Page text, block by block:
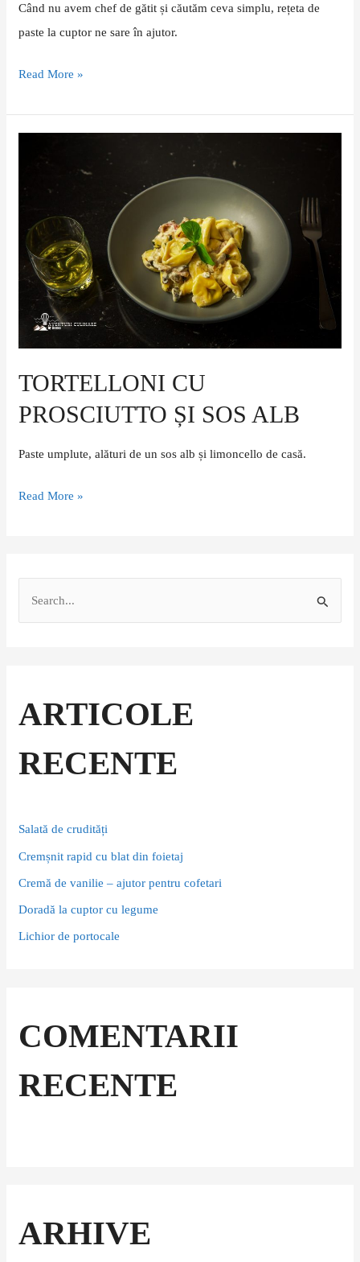
Când nu avem chef de gătit și căutăm ceva simplu, rețeta de
paste la cuptor ne sare în ajutor.
Read More »
TORTELLONI CU
PROSCIUTTO ȘI SOS ALB
Paste umplute, alături de un sos alb și limoncello de casă.
prosciutto
alb
Read More »
h
f
o
:
ARTICOLE
RECENTE
Salată de crudități
Cremșnit rapid cu blat din foietaj
Cremă de vanilie – ajutor pentru cofetari
Doradă la cuptor cu legume
Lichior de portocale
COMENTARII
RECENTE
ARHIVE